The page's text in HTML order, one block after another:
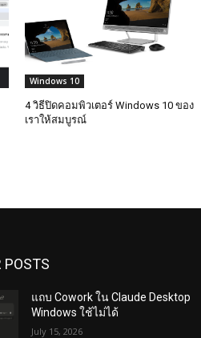
Windows 10
4 วิธีปิดคอมพิวเตอร์ Windows 10 ของ
เราให้สมบูรณ์
POSTS
แถบ Cowork ใน Claude Desktop
Windows ใช้ไม่ได้
July 15, 2026